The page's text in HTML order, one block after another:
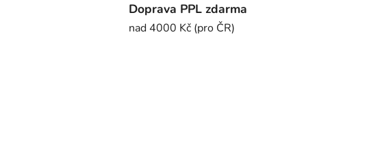
Doprava PPL zdarma
nad 4000 Kč (pro ČR)